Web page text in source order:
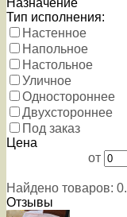
Назначение
Тип исполнения:
Настенное
Напольное
Настольное
Уличное
Одностороннее
Двухстороннее
Под заказ
Цена
от
Найдено товаров: 0.
Отзывы